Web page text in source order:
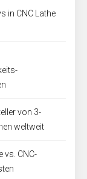
in CNC Lathe
von 3-
weltweit
vs. CNC-